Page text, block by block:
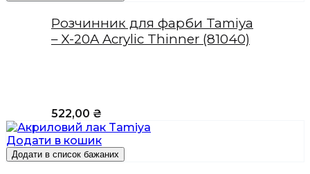
Розчинник для фарби Tamiya
– X-20A Acrylic Thinner (81040)
522,00 ₴
Додати в кошик
Додати в список бажаних